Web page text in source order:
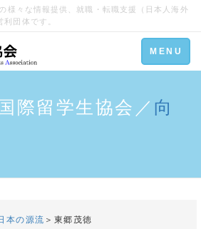
様々な情報提供、就職・転職支援（日本人海外
団体です。
Toggle
navigation
MENU
際留学生協会／ 向
本の源流 ＞東郷茂徳